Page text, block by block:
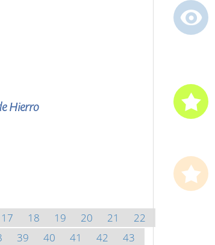
Hierro
17 18 19 20 21
22
39 40 41 42
43